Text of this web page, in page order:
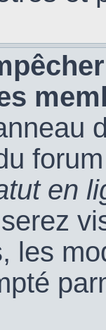
en
les